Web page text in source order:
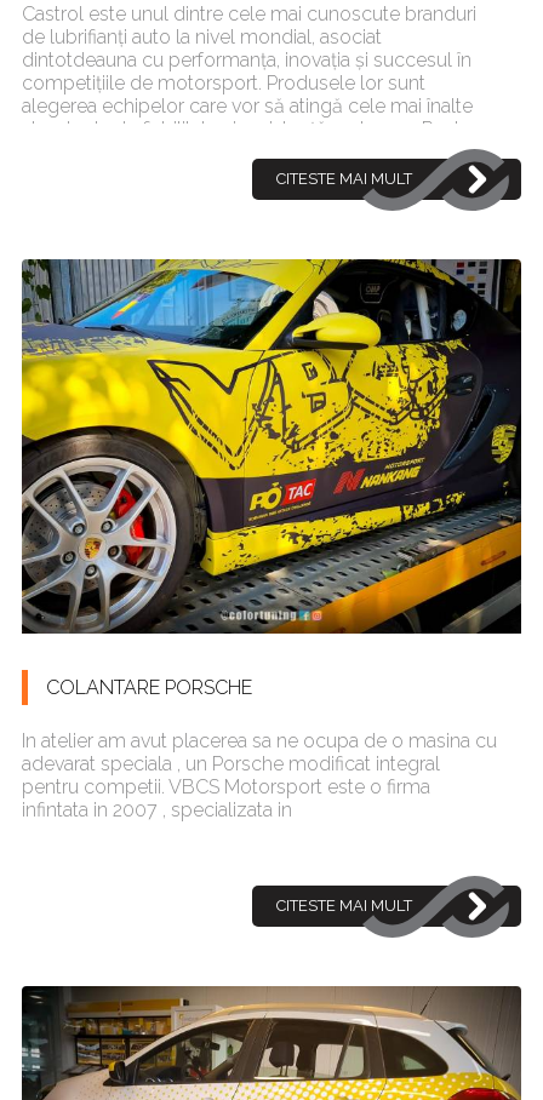
Castrol este unul dintre cele mai cunoscute branduri
de lubrifianți auto la nivel mondial, asociat
dintotdeauna cu performanța, inovația și succesul în
competițiile de motorsport. Produsele lor sunt
alegerea echipelor care vor să atingă cele mai înalte
standarde de fiabilitate și rezistență pe traseu. Pentru
CITESTE MAI MULT
COLANTARE PORSCHE
In atelier am avut placerea sa ne ocupa de o masina cu
adevarat speciala , un Porsche modificat integral
pentru competii. VBCS Motorsport este o firma
infintata in 2007 , specializata in
CITESTE MAI MULT